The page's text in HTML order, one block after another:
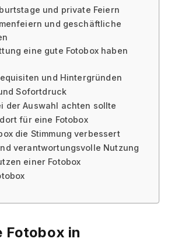
und private Feiern
und geschäftliche
eine gute Fotobox haben
und Hintergründen
Sofortdruck
der Auswahl achten sollte
für eine Fotobox
die Stimmung verbessert
verantwortungsvolle Nutzung
einer Fotobox
Fotobox in